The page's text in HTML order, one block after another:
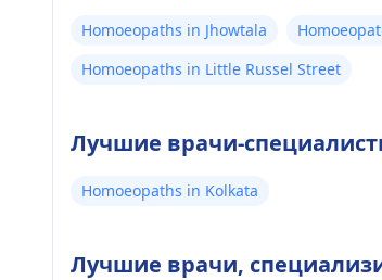
Homoeopaths in Jhowtala
Homoeopaths in Little Russel Street
Лучшие врачи-
Homoeopaths in Kolkata
Лучшие врачи,